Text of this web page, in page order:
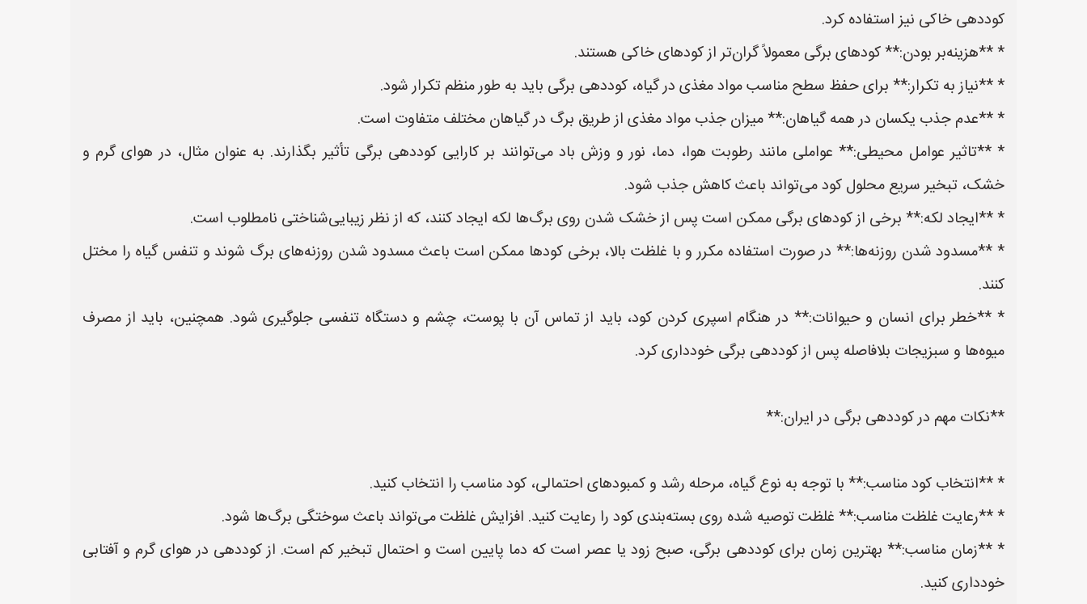
کوددهی خاکی نیز استفاده کرد.
* **هزینه‌بر بودن:** کودهای برگی معمولاً گران‌تر از کودهای خاکی هستند.
* **نیاز به تکرار:** برای حفظ سطح مناسب مواد مغذی در گیاه، کوددهی برگی باید به طور منظم تکرار شود.
* **عدم جذب یکسان در همه گیاهان:** میزان جذب مواد مغذی از طریق برگ در گیاهان مختلف متفاوت است.
* **تاثیر عوامل محیطی:** عواملی مانند رطوبت هوا، دما، نور و وزش باد می‌توانند بر کارایی کوددهی برگی تأثیر بگذارند. به عنوان مثال، در هوای گرم و
خشک، تبخیر سریع محلول کود می‌تواند باعث کاهش جذب شود.
* **ایجاد لکه:** برخی از کودهای برگی ممکن است پس از خشک شدن روی برگ‌ها لکه ایجاد کنند، که از نظر زیبایی‌شناختی نامطلوب است.
* **مسدود شدن روزنه‌ها:** در صورت استفاده مکرر و با غلظت بالا، برخی کودها ممکن است باعث مسدود شدن روزنه‌های برگ شوند و تنفس گیاه را مختل
کنند.
* **خطر برای انسان و حیوانات:** در هنگام اسپری کردن کود، باید از تماس آن با پوست، چشم و دستگاه تنفسی جلوگیری شود. همچنین، باید از مصرف
میوه‌ها و سبزیجات بلافاصله پس از کوددهی برگی خودداری کرد.
**نکات مهم در کوددهی برگی در ایران:**
* **انتخاب کود مناسب:** با توجه به نوع گیاه، مرحله رشد و کمبودهای احتمالی، کود مناسب را انتخاب کنید.
* **رعایت غلظت مناسب:** غلظت توصیه شده روی بسته‌بندی کود را رعایت کنید. افزایش غلظت می‌تواند باعث سوختگی برگ‌ها شود.
* **زمان مناسب:** بهترین زمان برای کوددهی برگی، صبح زود یا عصر است که دما پایین است و احتمال تبخیر کم است. از کوددهی در هوای گرم و آفتابی
خودداری کنید.